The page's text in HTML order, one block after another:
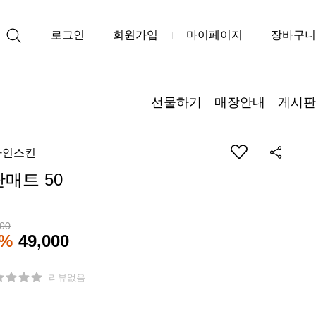
로그인 회원가입 마이페이지 장바구니
선물하기 매장안내 게시판
스킨
매트 50
49,000
리뷰없음